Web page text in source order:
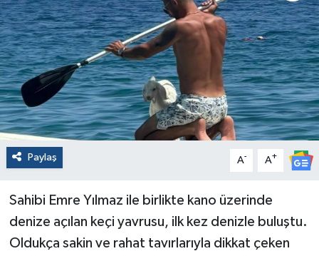
Paylaş A- A+
Sahibi Emre Yılmaz ile birlikte kano üzerinde
denize açılan keçi yavrusu, ilk kez denizle buluştu.
Oldukça sakin ve rahat tavırlarıyla dikkat çeken